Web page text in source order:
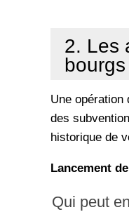
2. Les
bourgs
Une opération
des
historique de
Lancement
Qui peut